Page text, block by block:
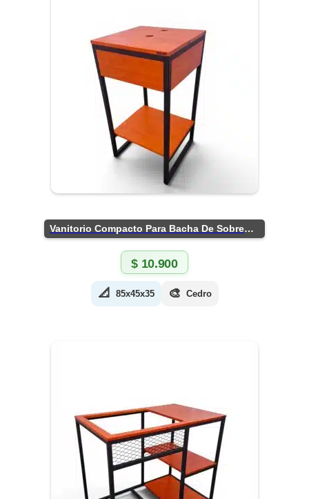
Vanitorio Compacto Para Bacha De Sobreponer
$10.900
📐 85x45x35 🎨 Cedro